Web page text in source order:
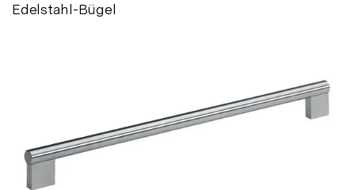
Edelstahl-Bügel